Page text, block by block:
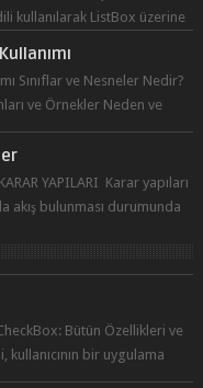
kullanılarak ListBox üzerine
Sınıflar ve Nesneler Nedir?
ve Örnekler Neden ve
YAPILARI Karar yapıları
akış bulunması durumunda
Bütün Özellikleri ve
kullanıcının bir uygulama